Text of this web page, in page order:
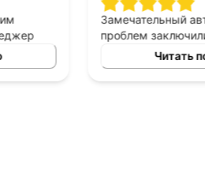
авто
Замечательный
проблем
этот же день на
Рекомендую!
Читать